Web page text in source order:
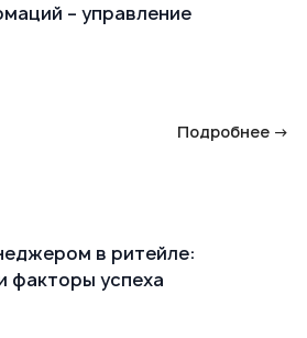
– управление
Подробнее →
в ритейле:
факторы успеха